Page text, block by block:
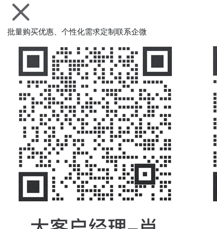
批量购买优惠、个性化需求定制联系企微